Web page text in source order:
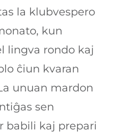
la klubvespero
kun
lingva rondo kaj
ĉiun kvaran
unuan mardon
sen
babili kaj prepari